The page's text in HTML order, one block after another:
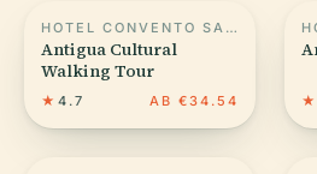
HOTEL CONVENTO SANTA CATALINA
Antigua Cultural
Walking Tour
★ 4.7 AB €34.54 ★